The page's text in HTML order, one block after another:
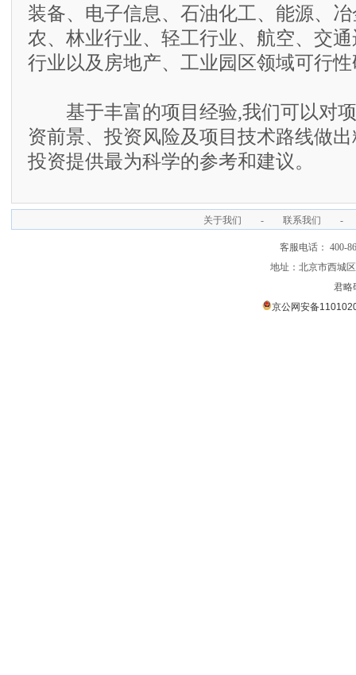
装备、电子信息、石油化工、能源、
农、林业行业、轻工行业、航空、交
行业以及房地产、工业园区领域可行
基于丰富的项目经验,我们可以对项
资前景、投资风险及项目技术路线做
投资提供最为科学的参考和建议。
关于我们 - 联系我们 -
客服电话： 400-
地址：北京市西城
君略
京公网安备